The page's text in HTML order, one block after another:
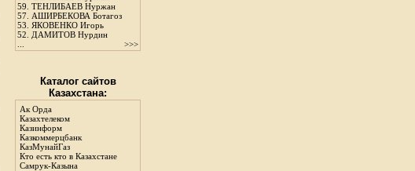
59. ТЕНЛИБАЕВ Нуржан
57. АШИРБЕКОВА Ботагоз
53. ЯКОВЕНКО Игорь
52. ДАМИТОВ Нурдин
>>>
Каталог сайтов
Казахстана:
Ак Орда
Казахтелеком
Казинформ
Казкоммерцбанк
КазМунайГаз
Кто есть кто в Казахстане
Самрук-Казына